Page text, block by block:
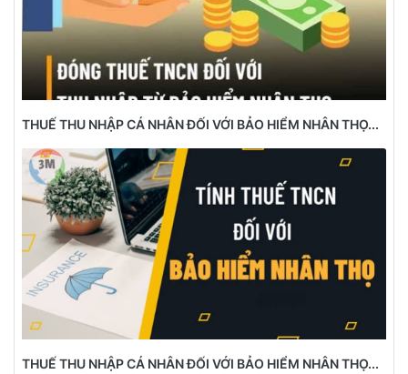
THUẾ THU NHẬP CÁ NHÂN ĐỐI VỚI BẢO HIỂM NHÂN THỌ...
THUẾ THU NHẬP CÁ NHÂN ĐỐI VỚI BẢO HIỂM NHÂN THỌ...